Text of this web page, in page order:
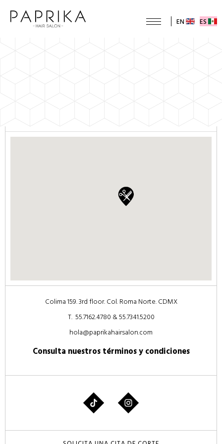
EN ES
Colima 159. 3rd floor. Col. Roma Norte. CDMX
T. 55.7162.4780 & 55.7341.5200
hola@paprikahairsalon.com
Consulta nuestros términos y condiciones